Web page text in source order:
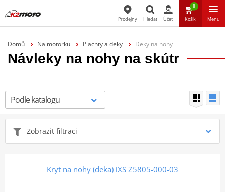
Prodejny Hledat Účet
0
Košík Menu
Domů Na motorku Plachty a deky Deky na nohy
Návleky na nohy na skútr
Zobrazit filtraci
Kryt na nohy (deka) iXS Z5805-000-03